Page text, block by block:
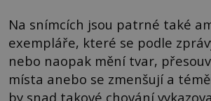
Na snímcích jsou patrné také
exempláře, které se podle
nebo naopak mění tvar,
místa anebo se zmenšují a
by snad takové chování